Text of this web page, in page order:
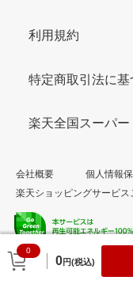
0
0円(税込)
利用規約
特定商取引法に基
楽天全国スーパー
会社概要
個人情報
楽天ショッピングサービス
© Rakuten Group, Inc.